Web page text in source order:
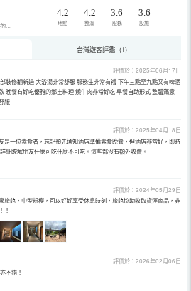
易遊網旅遊評鑑由真實飯店旅客提供的評鑑。
4.2
地點
4.2
整潔
3.6
服務
3.6
設施
台灣遊客評鑑 (1)
評價於：2025年06月17日
裝修翻新過 大浴湯非常舒服 服務生非常有禮 下午三點至九點又有啤酒
晚餐有好吃優雅的鄉土料理 燒牛肉非常好吃 早餐自助形式 整體滿意
服
評價於：2025年04月18日
是一位素食者，忘記預先通知酒店準備素食晚餐，但酒店非常好，即時
細瞭解朋友什麼可吃什麼不可吃。這些都沒有額外收費。
評價於：2024年05月29日
旅館，中型規模，可以好好享受休息時刻，旅館協助收取貨運商品，非
！
評價於：2026年02月06日
不錯！